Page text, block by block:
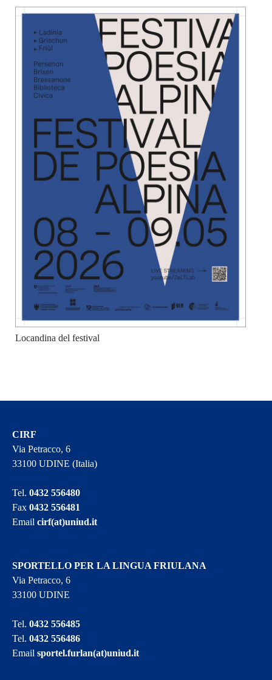
Locandina del festival
CIRF
Via Petracco, 6
33100 UDINE (Italia)
Tel.0432 556480
Fax0432 556481
Emailcirf(at)uniud.it
SPORTELLO PER LA LINGUA FRIULANA
Via Petracco, 6
33100 UDINE
Tel.0432 556485
Tel.0432 556486
Emailsportel.furlan(at)uniud.it